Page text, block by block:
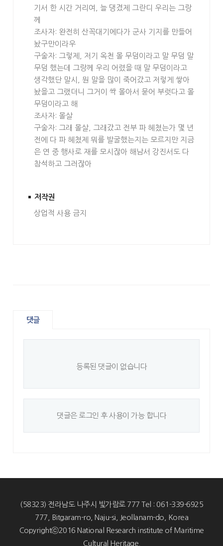
기서 한 시간 거리여, 늘 댕겼제 그란디 우리는 그랑
께
조사자: 완전히 산꼭대기에다가 군사 기지를 만들어
놨구만이라우
구술자: 그렇제, 저기 옥천 몰 무덤이라고 말 무덤 말
무덤 했는데 그랑께 우리 어렸을 때 말 무덤이라고
생각했단 말시, 뭔 말을 많이 죽어갔고 저렇게 쌓아
놨을고 그랬더니 그거이 싹 몰아서 묻어 부럿다고 몰
무덤이라고 해
조사자: 몰살
구술자: 그래 몰살, 그래갔고 전부 파 헤쳤는가 몇 년
전에 다 파 헤쳤제 뭐를 발굴했는지는 모르지만 지금
은 연 중 행사로 재를 모시잖아 해남서 강진서도 다
참석하고 그러잖아
저작권
상업적 사용 금지
댓글
등록된 댓글이 없습니다
댓글은 로그인 후 사용이 가능 합니다
(58323) 전라남도 나주시 빛가람로 777 Tel : 061-339-6925
777, Bitgaram-ro, Naju-si, Jeollanam-do, Korea
Copyrightⓒ2016 National Research institute of Maritime
Cultural Heritage.